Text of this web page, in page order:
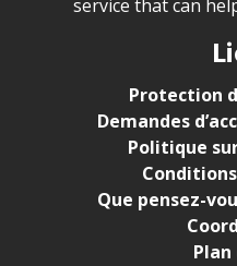
service that can
Protection
Demandes
Politique
Que pensez-